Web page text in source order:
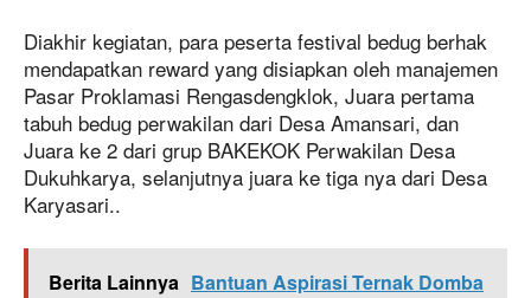
Diakhir kegiatan, para peserta festival bedug berhak
mendapatkan reward yang disiapkan oleh manajemen
Pasar Proklamasi Rengasdengklok, Juara pertama
tabuh bedug perwakilan dari Desa Amansari, dan
Juara ke 2 dari grup BAKEKOK Perwakilan Desa
Dukuhkarya, selanjutnya juara ke tiga nya dari Desa
Karyasari..
Berita Lainnya Bantuan Aspirasi Ternak Domba